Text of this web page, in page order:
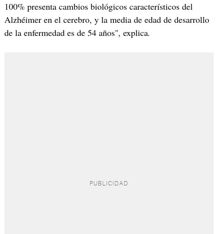
100% presenta cambios biológicos característicos del
Alzhéimer en el cerebro, y la media de edad de desarrollo
de la enfermedad es de 54 años", explica.